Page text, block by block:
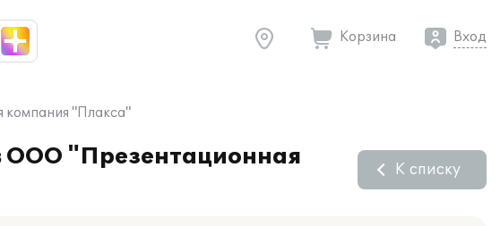
Корзина Вход
компания "Плакса"
ООО "Презентационная
К списку